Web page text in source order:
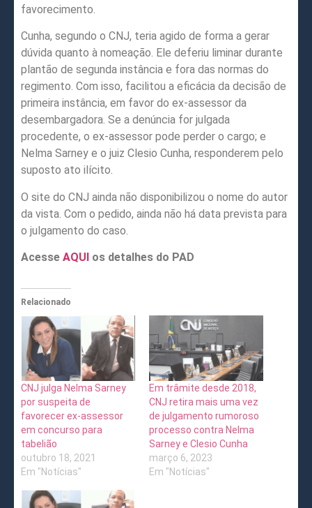
favorecimento.
Cunha, segundo o CNJ, teria agido de forma a gerar
dúvida quanto à nomeação. Ele deferiu liminar durante
plantão de segunda instância e fora das normas do
regimento. Com isso, facilitou a eficácia da decisão de
primeira instância, em favor do ex-assessor da
desembargadora. Se a denúncia for julgada
procedente, o ex-assessor pode perder o cargo; e
Nelma Sarney e o juiz Clesio Cunha, responderem pelo
suposto ato ilícito.
O site do CNJ ainda não disponibilizou o nome do autor
da vista. Com o pedido, ainda não há data prevista para
o julgamento do caso.
Acesse AQUI os detalhes do PAD
Relacionado
CNJ julga Nelma Sarney
por suspeita de
favorecer ex-assessor
em concurso para
tabelião
outubro 18, 2021
Em "Notícias"
Em trâmite desde 2018,
CNJ retira mais uma vez
de julgamento rumoroso
processo contra Nelma
Sarney e Clesio Cunha
março 6, 2023
Em "Notícias"